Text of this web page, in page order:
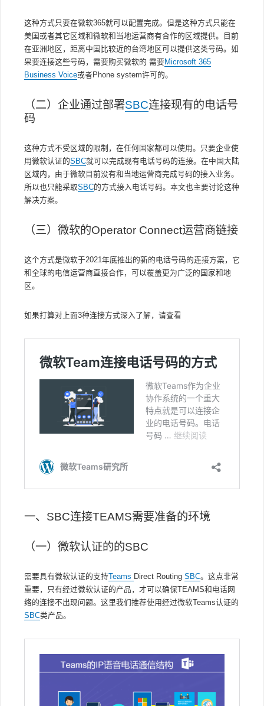
这种方式只要在微软365就可以配置完成。但是这种方式只能在
美国或者其它区域和微软和当地运营商有合作的区域提供。目前
在亚洲地区，距离中国比较近的台湾地区可以提供这类号码。如
果要连接这些号码，需要购买微软的 需要 Microsoft 365
Business Voice或者Phone system许可的。
（二）企业通过部署SBC连接现有的电话号
码
这种方式不受区域的限制，在任何国家都可以使用。只要企业使
用微软认证的SBC就可以完成现有电话号码的连接。在中国大陆
区域内，由于微软目前没有和当地运营商完成号码的接入业务。
所以也只能采取SBC的方式接入电话号码。本文也主要讨论这种
解决方案。
（三）微软的Operator Connect运营商链接
这个方式是微软于2021年底推出的新的电话号码的连接方案，它
和全球的电信运营商直接合作，可以覆盖更为广泛的国家和地
区。
如果打算对上面3种连接方式深入了解，请查看
一、SBC连接TEAMS需要准备的环境
（一）微软认证的的SBC
需要具有微软认证的支持Teams Direct Routing SBC。这点非常
重要，只有经过微软认证的产品，才可以确保TEAMS和电话网
络的连接不出现问题。这里我们推荐使用经过微软Teams认证的
SBC类产品。